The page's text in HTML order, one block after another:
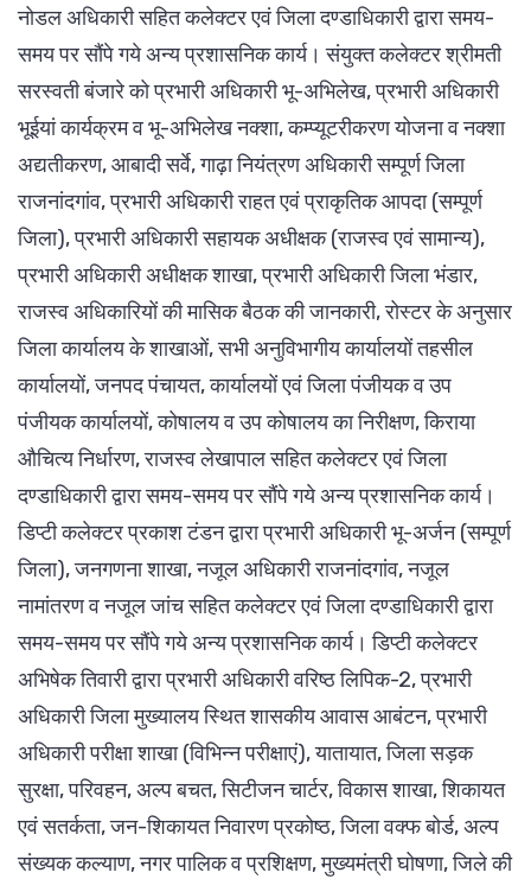
नोडल अधिकारी सहित कलेक्टर एवं जिला दण्डाधिकारी द्वारा समय-
समय पर सौंपे गये अन्य प्रशासनिक कार्य। संयुक्त कलेक्टर श्रीमती
सरस्वती बंजारे को प्रभारी अधिकारी भू-अभिलेख, प्रभारी अधिकारी
भूईयां कार्यक्रम व भू-अभिलेख नक्शा, कम्प्यूटरीकरण योजना व नक्शा
अद्यतीकरण, आबादी सर्वे, गाढ़ा नियंत्रण अधिकारी सम्पूर्ण जिला
राजनांदगांव, प्रभारी अधिकारी राहत एवं प्राकृतिक आपदा (सम्पूर्ण
जिला), प्रभारी अधिकारी सहायक अधीक्षक (राजस्व एवं सामान्य),
प्रभारी अधिकारी अधीक्षक शाखा, प्रभारी अधिकारी जिला भंडार,
राजस्व अधिकारियों की मासिक बैठक की जानकारी, रोस्टर के अनुसार
जिला कार्यालय के शाखाओं, सभी अनुविभागीय कार्यालयों तहसील
कार्यालयों, जनपद पंचायत, कार्यालयों एवं जिला पंजीयक व उप
पंजीयक कार्यालयों, कोषालय व उप कोषालय का निरीक्षण, किराया
औचित्य निर्धारण, राजस्व लेखापाल सहित कलेक्टर एवं जिला
दण्डाधिकारी द्वारा समय-समय पर सौंपे गये अन्य प्रशासनिक कार्य।
डिप्टी कलेक्टर प्रकाश टंडन द्वारा प्रभारी अधिकारी भू-अर्जन (सम्पूर्ण
जिला), जनगणना शाखा, नजूल अधिकारी राजनांदगांव, नजूल
नामांतरण व नजूल जांच सहित कलेक्टर एवं जिला दण्डाधिकारी द्वारा
समय-समय पर सौंपे गये अन्य प्रशासनिक कार्य। डिप्टी कलेक्टर
अभिषेक तिवारी द्वारा प्रभारी अधिकारी वरिष्ठ लिपिक-2, प्रभारी
अधिकारी जिला मुख्यालय स्थित शासकीय आवास आबंटन, प्रभारी
अधिकारी परीक्षा शाखा (विभिन्न परीक्षाएं), यातायात, जिला सड़क
सुरक्षा, परिवहन, अल्प बचत, सिटीजन चार्टर, विकास शाखा, शिकायत
एवं सतर्कता, जन-शिकायत निवारण प्रकोष्ठ, जिला वक्फ बोर्ड, अल्प
संख्यक कल्याण, नगर पालिक व प्रशिक्षण, मुख्यमंत्री घोषणा, जिले की